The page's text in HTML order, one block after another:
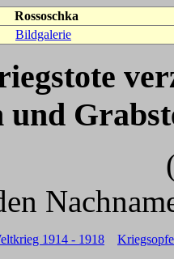
Rossoschka
Bildgalerie
und
1914 - 1918